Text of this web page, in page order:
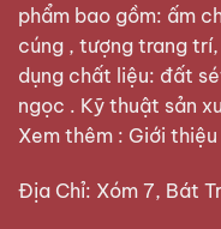
phẩm bao gồm: ấm
cúng , tượng trang
dụng chất liệu: đất
ngọc . Kỹ thuật sản
Xem thêm : Giới thiệu
Địa Chỉ: Xóm 7, Bát